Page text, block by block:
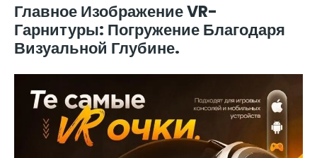
Главное Изображение VR-
Гарнитуры: Погружение Благодаря
Визуальной Глубине.